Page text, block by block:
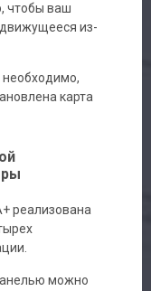
чтобы ваш
из-
карта
реализована
можно